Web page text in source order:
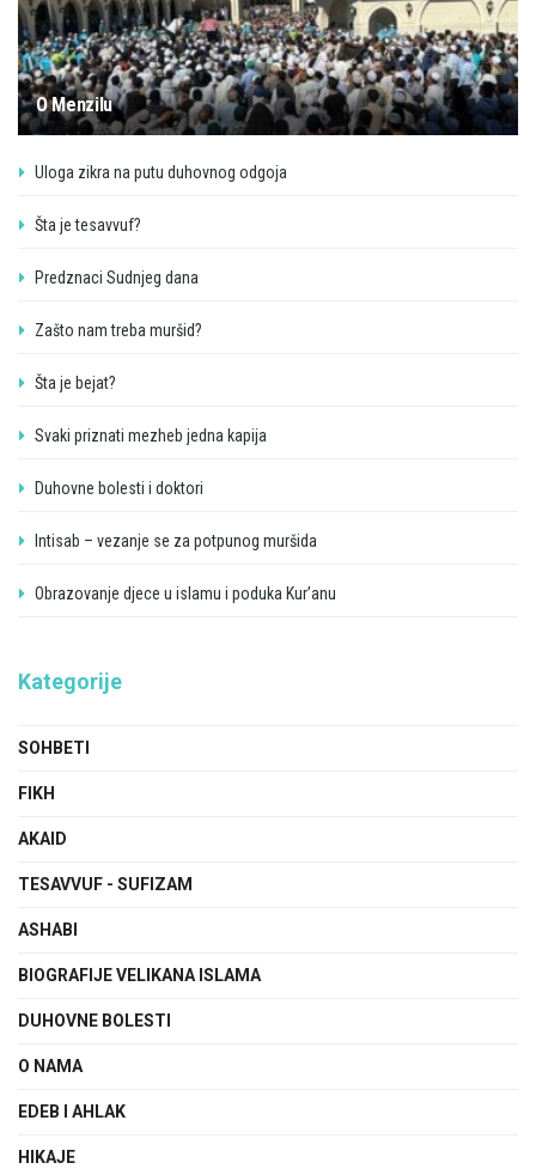
O Menzilu
Uloga zikra na putu duhovnog odgoja
Šta je tesavvuf?
Predznaci Sudnjeg dana
Zašto nam treba muršid?
Šta je bejat?
Svaki priznati mezheb jedna kapija
Duhovne bolesti i doktori
Intisab – vezanje se za potpunog muršida
Obrazovanje djece u islamu i poduka Kur’anu
Kategorije
SOHBETI
FIKH
AKAID
TESAVVUF - SUFIZAM
ASHABI
BIOGRAFIJE VELIKANA ISLAMA
DUHOVNE BOLESTI
O NAMA
EDEB I AHLAK
HIKAJE